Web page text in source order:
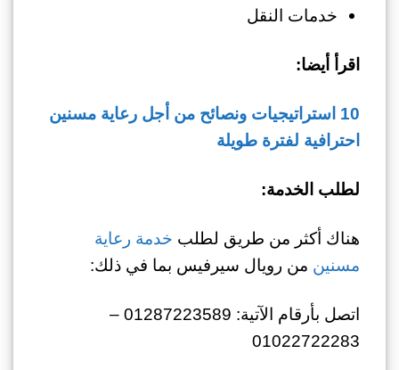
خدمات النقل
اقرأ أيضا:
10 استراتيجيات ونصائح من أجل رعاية مسنين
احترافية لفترة طويلة
لطلب الخدمة:
هناك أكثر من طريق لطلب خدمة رعاية
مسنين من رويال سيرفيس بما في ذلك:
اتصل بأرقام الآتية: 01287223589 –
01022722283